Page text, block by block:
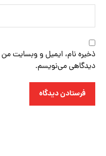
ذخیره نام، ایمیل و وبسایت من
دیدگاهی می‌نویسم.
فرستادن دیدگاه